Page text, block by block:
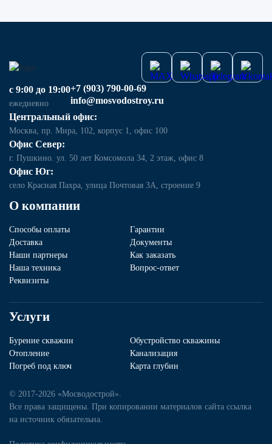
О компании
Способы оплаты
Гарантии
Доставка
Документы
Наши партнеры
Как заказать
Наша техника
Вопрос-ответ
Реквизиты
Услуги
Бурение скважин
Обустройство скважины
Отопление
Канализация
Погреб под ключ
Карта глубин
с 9:00 до 19:00
ежедневно
+7 (903) 790-00-69
info@mosvodostroy.ru
Центральный офис:
Москва, пр. Мира, 102, корпус 1, офис 100
Офис Север:
г. Пушкино. ул. 50 лет Комсомола 34, 2 этаж, офис 8
Офис Юг:
село Красная Пахра, улица Почтовая 3А, строение 9
© 2017-2026 «Мосводострой».
Все права защищены. При копировании материалов сайта ссылка
на источник обязательна.